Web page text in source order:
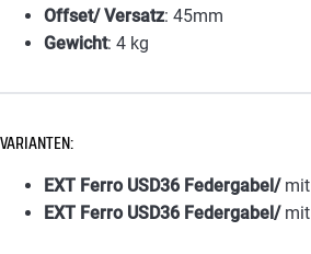
Offset/ Versatz: 45mm
Gewicht: 4 kg
VARIANTEN:
EXT Ferro USD36 Federgabel/mit
EXT Ferro USD36 Federgabel/ mit